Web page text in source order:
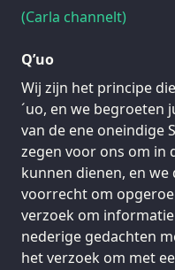
(Carla channelt)
Q’uo
Wij zijn het principe
´uo, en we begroeten
van de ene oneindige
zegen voor ons om in
kunnen dienen, en
voorrecht om
verzoek om
nederige gedachten
het verzoek om met